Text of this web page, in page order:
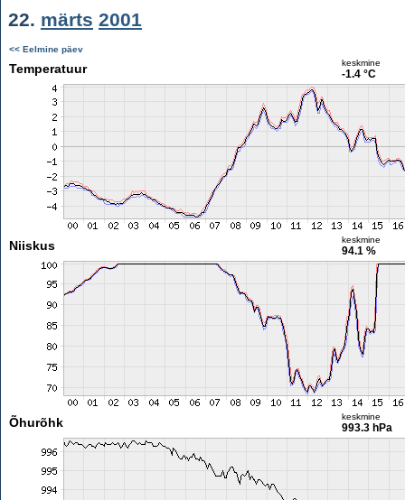
22. märts 2001
<< Eelmine päev
Temperatuur keskmine
-1.4 °C
Niiskus keskmine
94.1 %
Õhurõhk keskmine
993.3 hPa